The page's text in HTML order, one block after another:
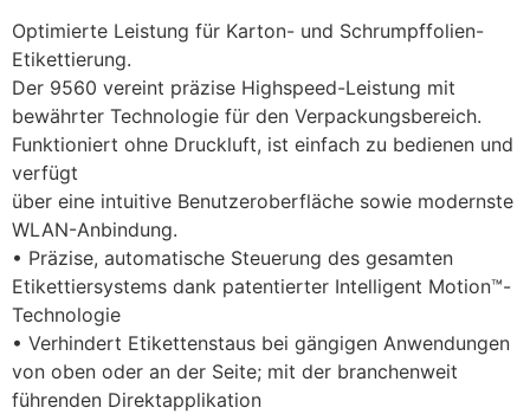
Optimierte Leistung für Karton- und Schrumpffolien-
Etikettierung.
Der 9560 vereint präzise Highspeed-Leistung mit
bewährter Technologie für den Verpackungsbereich.
Funktioniert ohne Druckluft, ist einfach zu bedienen und
verfügt
über eine intuitive Benutzeroberfläche sowie modernste
WLAN-Anbindung.
• Präzise, automatische Steuerung des gesamten
Etikettiersystems dank patentierter Intelligent Motion™-
Technologie
• Verhindert Etikettenstaus bei gängigen Anwendungen
von oben oder an der Seite; mit der branchenweit
führenden Direktapplikation